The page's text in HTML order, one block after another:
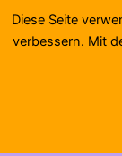
Reiten und
Diese Seite
verbessern. Mit